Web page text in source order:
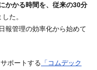
かかる時間を、従来の30分
た。
報管理の効率化から始めて
ポートする 「コムデック